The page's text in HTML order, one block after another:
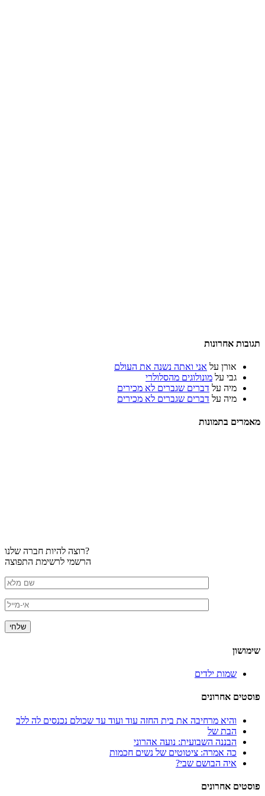
תגובות אחרונות
אורן על אני ואתה נשנה את העולם
גבי על מונולוגים מהסלולרי
מיה על דברים שגברים לא מכירים
מיה על דברים שגברים לא מכירים
מאמרים בתמונות
רוצה להיות חברה שלנו?
הרשמי לרשימת התפוצה
שימושון
שמות ילדים
פוסטים אחרונים
והיא מרחיבה את בית החזה עוד ועוד עד שכולם נכנסים לה ללב
הבת של
הבננה השבועית: נועה אהרוני
כה אמרה: ציטוטים של נשים חכמות
איה הבושם שבי?
פוסטים אחרונים